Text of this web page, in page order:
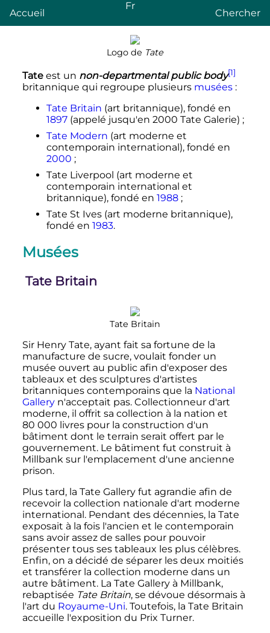
Accueil
Fr
Chercher
Logo de Tate
Tateest un non-departmental public body[1]
britannique qui regroupe plusieurs musées :
Tate Britain (art britannique), fondé en
1897(appelé jusqu'en 2000 Tate Galerie) ;
Tate Modern (art moderne et
contemporain international), fondé en
2000 ;
Tate Liverpool (art moderne et
contemporain international et
britannique), fondé en 1988 ;
Tate St Ives (art moderne britannique),
fondé en 1983.
Musées
Tate Britain
Tate Britain
Sir Henry Tate, ayant fait sa fortune de la
manufacture de sucre, voulait fonder un
musée ouvert au public afin d'exposer des
tableaux et des sculptures d'artistes
britanniques contemporains que la National
Galleryn'acceptait pas. Collectionneur d'art
moderne, il offrit sa collection à la nation et
80 000 livres pour la construction d'un
bâtiment dont le terrain serait offert par le
gouvernement. Le bâtiment fut construit à
Millbank sur l'emplacement d'une ancienne
prison.
Plus tard, la Tate Gallery fut agrandie afin de
recevoir la collection nationale d'art moderne
international. Pendant des décennies, la Tate
exposait à la fois l'ancien et le contemporain
sans avoir assez de salles pour pouvoir
présenter tous ses tableaux les plus célèbres.
Enfin, on a décidé de séparer les deux moitiés
et transférer la collection moderne dans un
autre bâtiment. La Tate Gallery à Millbank,
rebaptisée Tate Britain, se dévoue désormais à
l'art du Royaume-Uni. Toutefois, la Tate Britain
accueille l'exposition du Prix Turner.